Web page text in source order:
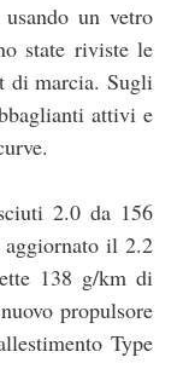
un vetro
state riviste le
di marcia. Sugli
attivi e
2.0 da 156
il 2.2
138 g/km di
propulsore
Type